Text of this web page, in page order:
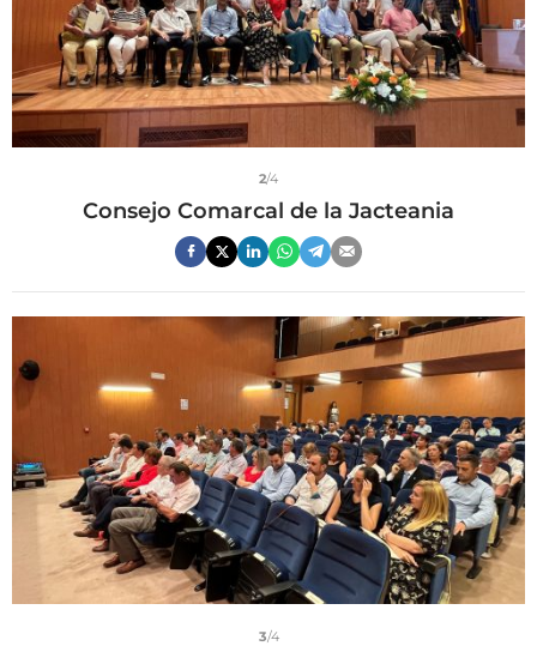
2/4
Consejo Comarcal de la Jacteania
3/4